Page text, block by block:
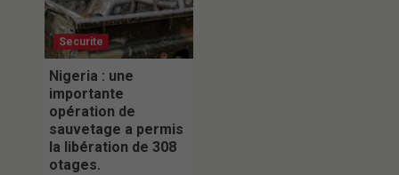
Securite
Nigeria : une
importante
opération de
sauvetage a permis
la libération de 308
otages.